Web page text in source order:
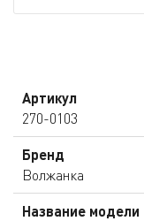
Артикул
270-0103
Бренд
Волжанка
Название модели